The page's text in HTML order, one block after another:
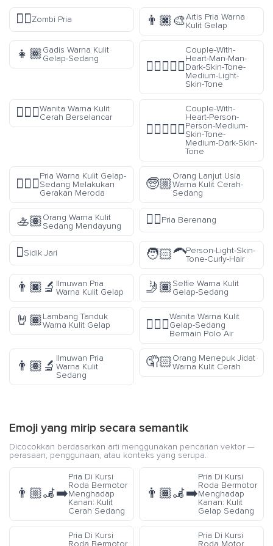
🧟‍♂️Zombi Pria 👨🏿‍🎨Artis Pria Warna
Kulit Gelap
👧🏾Gadis Warna Kulit
Gelap-Sedang
👨🏿‍❤️‍👨🏼
Couple-With-
Heart-Man-Man-
Dark-Skin-Tone-
Medium-Light-
Skin-Tone
🏄🏻‍♀️Wanita Warna Kulit
Cerah Berselancar
🧑🏽‍❤️‍🧑🏾
Couple-With-
Heart-Person-
Person-Medium-
Skin-Tone-
Medium-Dark-Skin-
Tone
🤸🏾‍♂️
Pria Warna Kulit Gelap-
Sedang Melakukan
Gerakan Meroda
🧓🏼
Orang Lanjut Usia
Warna Kulit Cerah-
Sedang
🚣🏽Orang Warna Kulit
Sedang Mendayung
🏊‍♂️Pria Berenang
🫆Sidik Jari 🧑🏻‍🦱Person-Light-Skin-
Tone-Curly-Hair
👨🏿‍🔬 Ilmuwan Pria
Warna Kulit Gelap
🤳🏾Selfie Warna Kulit
Gelap-Sedang
🤘🏾Lambang Tanduk
Warna Kulit Gelap
🤽🏾‍♀️
Wanita Warna Kulit
Gelap-Sedang
Bermain Polo Air
👨🏽‍🔬
Ilmuwan Pria
Warna Kulit
Sedang
🤦🏻Orang Menepuk Jidat
Warna Kulit Cerah
Emoji yang mirip secara semantik
Dicocokkan berdasarkan arti menggunakan pencarian vektor —
perasaan, penggunaan, atau konteks yang serupa.
👨🏼‍🦼‍➡️
Pria Di Kursi
Roda Bermotor
Menghadap
Kanan: Kulit
Cerah Sedang
👨🏾‍🦼‍➡️
Pria Di Kursi
Roda Bermotor
Menghadap
Kanan: Kulit
Gelap Sedang
Pria Di Kursi
Roda Bermotor
Pria Di Kursi
Roda Motor